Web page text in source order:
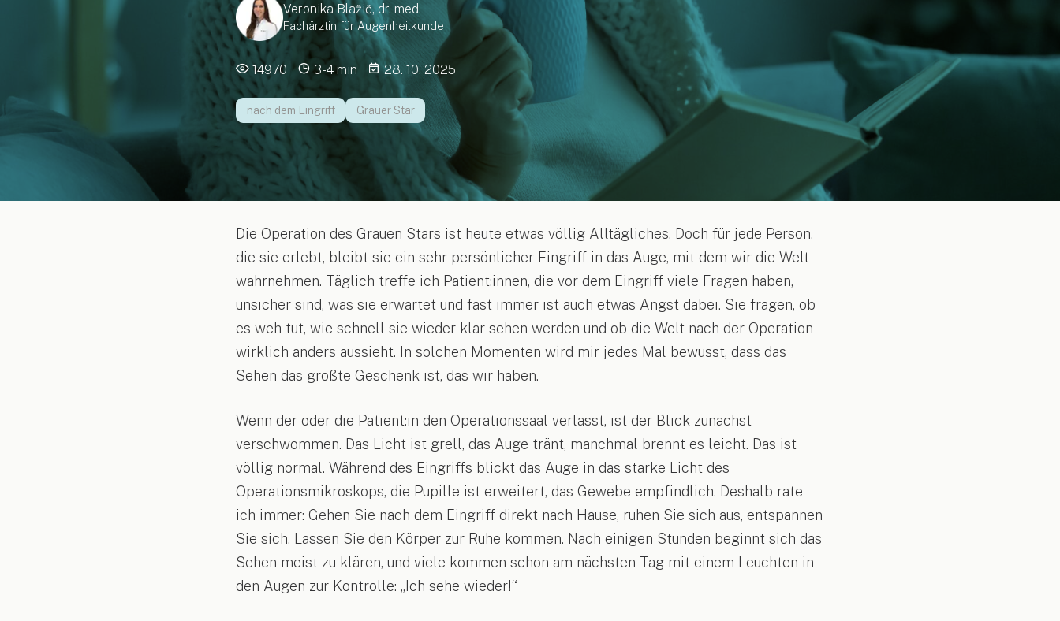
Veronika Blažič, dr. med.
Fachärztin für Augenheilkunde
14970 3-4 min 28. 10. 2025
nach dem Eingriff Grauer Star
Die Operation des Grauen Stars ist heute etwas völlig Alltägliches. Doch für jede Person,
die sie erlebt, bleibt sie ein sehr persönlicher Eingriff in das Auge, mit dem wir die Welt
wahrnehmen. Täglich treffe ich Patient:innen, die vor dem Eingriff viele Fragen haben,
unsicher sind, was sie erwartet und fast immer ist auch etwas Angst dabei. Sie fragen, ob
es weh tut, wie schnell sie wieder klar sehen werden und ob die Welt nach der Operation
wirklich anders aussieht. In solchen Momenten wird mir jedes Mal bewusst, dass das
Sehen das größte Geschenk ist, das wir haben.
Wenn der oder die Patient:in den Operationssaal verlässt, ist der Blick zunächst
verschwommen. Das Licht ist grell, das Auge tränt, manchmal brennt es leicht. Das ist
völlig normal. Während des Eingriffs blickt das Auge in das starke Licht des
Operationsmikroskops, die Pupille ist erweitert, das Gewebe empfindlich. Deshalb rate
ich immer: Gehen Sie nach dem Eingriff direkt nach Hause, ruhen Sie sich aus, entspannen
Sie sich. Lassen Sie den Körper zur Ruhe kommen. Nach einigen Stunden beginnt sich das
Sehen meist zu klären, und viele kommen schon am nächsten Tag mit einem Leuchten in
den Augen zur Kontrolle: „Ich sehe wieder!“